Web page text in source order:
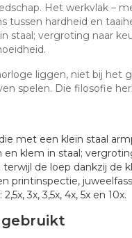
Het werkvlak –
tussen hardheid en
vergroting naar
liggen, niet bij het
spelen. Die filosofie
met een klein staal
klem in staal;
de loep dankzij
printinspectie,
3x, 3,5x, 4x, 5x en 10x.